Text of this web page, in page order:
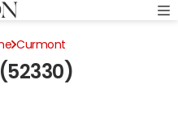
Curmont